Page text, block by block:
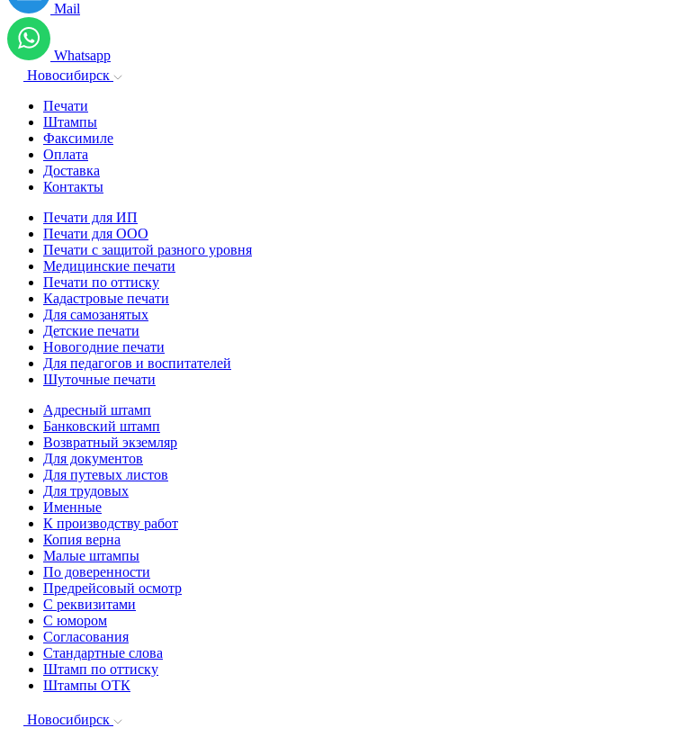
Mail
Whatsapp
Новосибирск
Печати
Штампы
Факсимиле
Оплата
Доставка
Контакты
Печати для ИП
Печати для ООО
Печати с защитой разного уровня
Медицинские печати
Печати по оттиску
Кадастровые печати
Для самозанятых
Детские печати
Новогодние печати
Для педагогов и воспитателей
Шуточные печати
Адресный штамп
Банковский штамп
Возвратный экземляр
Для документов
Для путевых листов
Для трудовых
Именные
К производству работ
Копия верна
Малые штампы
По доверенности
Предрейсовый осмотр
С реквизитами
С юмором
Согласования
Стандартные слова
Штамп по оттиску
Штампы ОТК
Новосибирск